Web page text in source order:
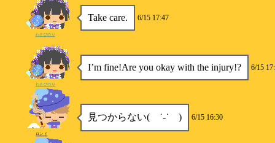
Take care. 6/15 17:47
わさびのり
I’m fine!Are you okay with the injury!? 6/15
わさびのり
見つからない( ˙-˙ ) 6/15 16:30
ロンド